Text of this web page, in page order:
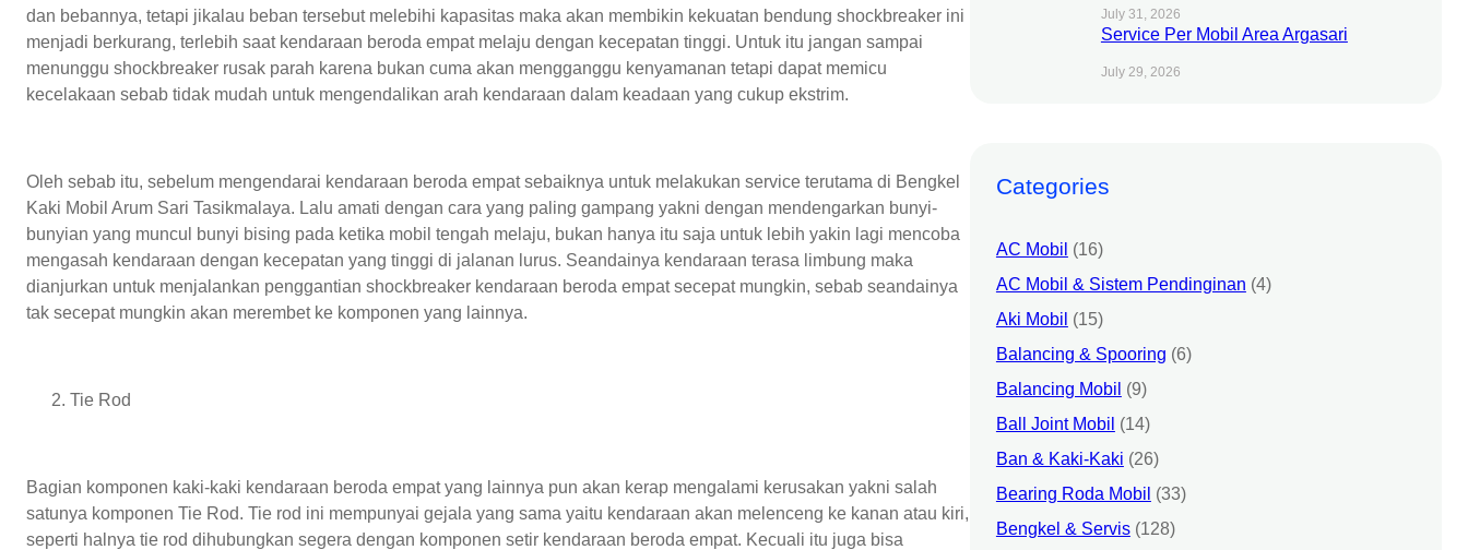
dan bebannya, tetapi jikalau beban tersebut melebihi kapasitas maka akan membikin kekuatan bendung shockbreaker ini
menjadi berkurang, terlebih saat kendaraan beroda empat melaju dengan kecepatan tinggi. Untuk itu jangan sampai
menunggu shockbreaker rusak parah karena bukan cuma akan mengganggu kenyamanan tetapi dapat memicu
kecelakaan sebab tidak mudah untuk mengendalikan arah kendaraan dalam keadaan yang cukup ekstrim.
Oleh sebab itu, sebelum mengendarai kendaraan beroda empat sebaiknya untuk melakukan service terutama di Bengkel
Kaki Mobil Arum Sari Tasikmalaya. Lalu amati dengan cara yang paling gampang yakni dengan mendengarkan bunyi-
bunyian yang muncul bunyi bising pada ketika mobil tengah melaju, bukan hanya itu saja untuk lebih yakin lagi mencoba
mengasah kendaraan dengan kecepatan yang tinggi di jalanan lurus. Seandainya kendaraan terasa limbung maka
dianjurkan untuk menjalankan penggantian shockbreaker kendaraan beroda empat secepat mungkin, sebab seandainya
tak secepat mungkin akan merembet ke komponen yang lainnya.
Tie Rod
Bagian komponen kaki-kaki kendaraan beroda empat yang lainnya pun akan kerap mengalami kerusakan yakni salah
satunya komponen Tie Rod. Tie rod ini mempunyai gejala yang sama yaitu kendaraan akan melenceng ke kanan atau kiri,
seperti halnya tie rod dihubungkan segera dengan komponen setir kendaraan beroda empat. Kecuali itu juga bisa
July 31, 2026
Service Per Mobil Area Argasari
July 29, 2026
Categories
AC Mobil (16)
AC Mobil & Sistem Pendinginan (4)
Aki Mobil (15)
Balancing & Spooring (6)
Balancing Mobil (9)
Ball Joint Mobil (14)
Ban & Kaki-Kaki (26)
Bearing Roda Mobil (33)
Bengkel & Servis(128)